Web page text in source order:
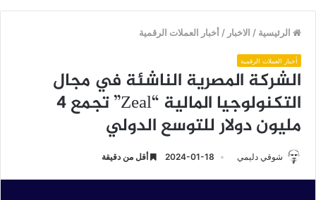
الرئيسية / الاخبار /أخبار العملات الرقمية
أخبار العملات الرقمية
الشركة المصرية الناشئة في مجال
التكنولوجيا المالية “Zeal” تجمع 4
مليون دولار للتوسع الدولي
شوقي دليمي 2024-01-18 أقل من دقيقة